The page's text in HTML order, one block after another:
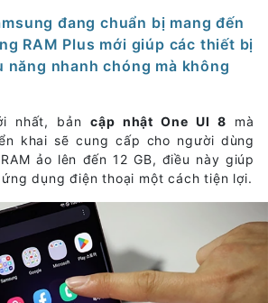
đang chuẩn bị mang đến
RAM Plus mới giúp các thiết bị
năng nhanh chóng mà không
nhất, bảncập nhật One UI 8 mà
khai sẽ cung cấp cho người dùng
ảo lên đến 12 GB, điều này giúp
dụng điện thoại một cách tiện lợi.